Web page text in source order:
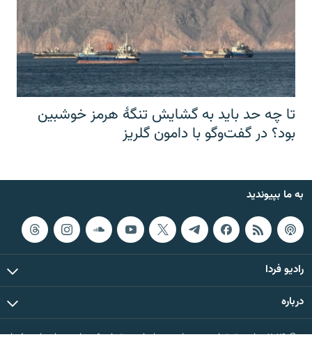
تا چه حد باید به گشایش تنگهٔ هرمز خوشبین
بود؟ در گفت‌وگو با دامون گلریز
به ما بپیوندید
رادیو فردا
درباره